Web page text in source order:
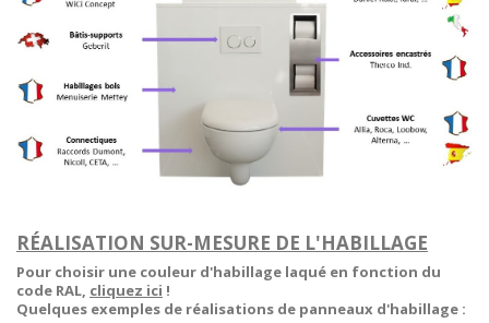
RÉALISATION SUR-MESURE DE L'HABILLAGE
Pour choisir une couleur d'habillage laqué en fonction du
code RAL, cliquez ici !
Quelques exemples de réalisations de panneaux d'habillage :